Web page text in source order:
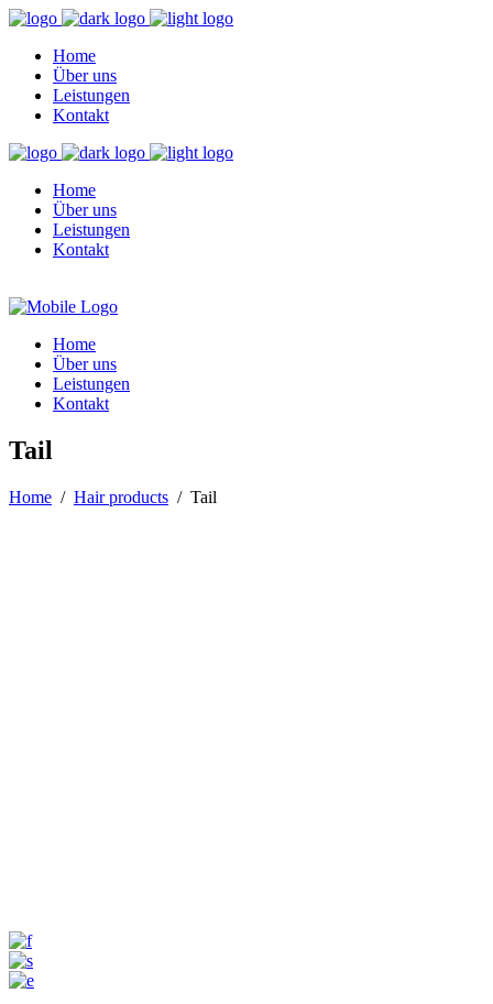
Home
Über uns
Leistungen
Kontakt
Home
Über uns
Leistungen
Kontakt
Home
Über uns
Leistungen
Kontakt
Tail
Home / Hair products / Tail